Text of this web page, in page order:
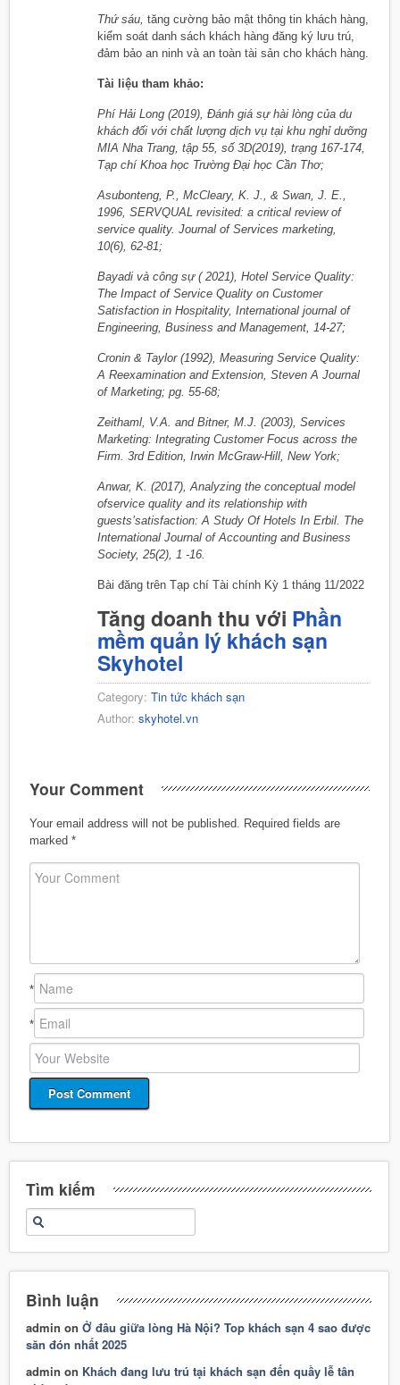
Thứ sáu, tăng cường bảo mật thông tin khách hàng,
kiểm soát danh sách khách hàng đăng ký lưu trú,
đảm bảo an ninh và an toàn tài sản cho khách hàng.
Tài liệu tham khảo:
Phí Hải Long (2019), Đánh giá sự hài lòng của du
khách đối với chất lượng dịch vụ tại khu nghỉ dưỡng
MIA Nha Trang, tập 55, số 3D(2019), trạng 167-174,
Tạp chí Khoa học Trường Đại học Cần Thơ;
Asubonteng, P., McCleary, K. J., & Swan, J. E.,
1996, SERVQUAL revisited: a critical review of
service quality. Journal of Services marketing,
10(6), 62-81;
Bayadi và công sự ( 2021), Hotel Service Quality:
The Impact of Service Quality on Customer
Satisfaction in Hospitality, International journal of
Engineering, Business and Management, 14-27;
Cronin & Taylor (1992), Measuring Service Quality:
A Reexamination and Extension, Steven A Journal
of Marketing; pg. 55-68;
Zeithaml, V.A. and Bitner, M.J. (2003), Services
Marketing: Integrating Customer Focus across the
Firm. 3rd Edition, Irwin McGraw-Hill, New York;
Anwar, K. (2017), Analyzing the conceptual model
ofservice quality and its relationship with
guests’satisfaction: A Study Of Hotels In Erbil. The
International Journal of Accounting and Business
Society, 25(2), 1 -16.
Bài đăng trên Tạp chí Tài chính Kỳ 1 tháng 11/2022
Tăng doanh thu với Phần
mềm quản lý khách sạn
Skyhotel
Category: Tin tức khách sạn
Author: skyhotel.vn
Your Comment
Your email address will not be published.
Required fields are
marked *
*
*
Tìm kiếm
Bình luận
admin onỞ đâu giữa lòng Hà Nội? Top khách sạn 4 sao được
săn đón nhất 2025
admin on Khách đang lưu trú tại khách sạn đến quầy lễ tân